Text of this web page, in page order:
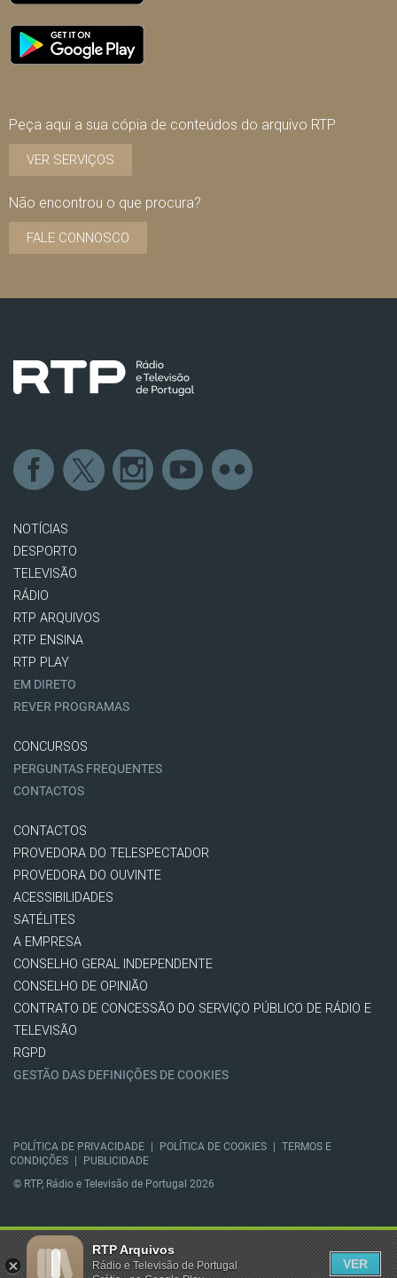
Peça aqui a sua cópia de conteúdos do arquivo RTP
VER SERVIÇOS
Não encontrou o que procura?
FALE CONNOSCO
NOTÍCIAS
DESPORTO
TELEVISÃO
RÁDIO
RTP ARQUIVOS
RTP ENSINA
RTP PLAY
EM DIRETO
REVER PROGRAMAS
CONCURSOS
PERGUNTAS FREQUENTES
CONTACTOS
CONTACTOS
PROVEDORA DO TELESPECTADOR
PROVEDORA DO OUVINTE
ACESSIBILIDADES
SATÉLITES
A EMPRESA
CONSELHO GERAL INDEPENDENTE
CONSELHO DE OPINIÃO
CONTRATO DE CONCESSÃO DO SERVIÇO PÚBLICO DE RÁDIO E
TELEVISÃO
RGPD
GESTÃO DAS DEFINIÇÕES DE COOKIES
POLÍTICA DE PRIVACIDADE POLÍTICA DE COOKIES
TERMOS E
CONDIÇÕES
PUBLICIDADE
© RTP, Rádio e Televisão de Portugal 2026
RTP Arquivos
Rádio e Televisão de Portugal
VER